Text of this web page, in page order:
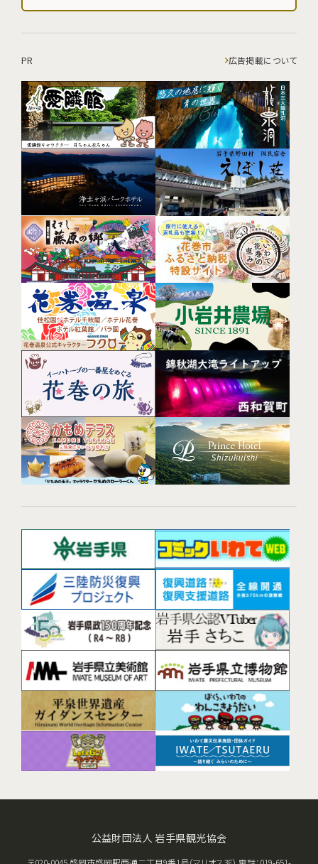
PR 広告掲載について
公益財団法人 岩手県観光協会